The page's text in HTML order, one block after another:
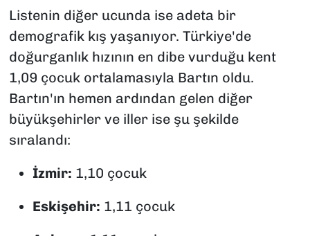
Listenin diğer ucunda ise adeta bir
demografik kış yaşanıyor. Türkiye'de
doğurganlık hızının en dibe vurduğu kent
1,09 çocuk ortalamasıyla Bartın oldu.
Bartın'ın hemen ardından gelen diğer
büyükşehirler ve iller ise şu şekilde
sıralandı:
İzmir: 1,10 çocuk
Eskişehir: 1,11 çocuk